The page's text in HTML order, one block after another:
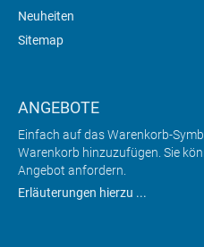
Neuheiten
Sitemap
ANGEBOTE
Einfach auf das Warenkorb-
Warenkorb hinzuzufügen. Sie
Angebot anfordern.
Erläuterungen hierzu ...